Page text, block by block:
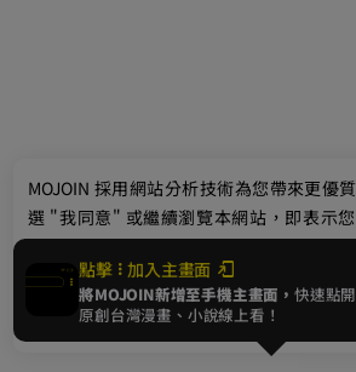
點擊 加入主畫面
將MOJOIN新增至手機主畫面，快速點
原創台灣漫畫、小說線上看！
MOJOIN 採用網站分析技術為您帶來更優
選 "我同意" 或繼續瀏覽本網站，即表示
Cookie，欲瞭解更多資訊請見隱私權政策
我同意